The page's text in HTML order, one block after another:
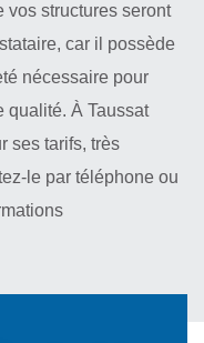
vos structures seront
car il possède
nécessaire pour
qualité. À Taussat
ses tarifs, très
le par téléphone ou